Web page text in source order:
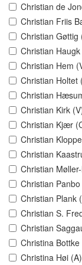
Christian de
Christian Friis
Christian Gøttig
Christian
Christian Hem
Christian Holtet
Christian
Christian Kirk
Christian Kjær
Christian
Christian
Christian
Christian
Christian Plank
Christian S.
Christian
Christina
Christina Høi